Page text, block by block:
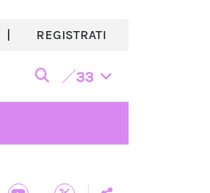
| REGISTRATI
33